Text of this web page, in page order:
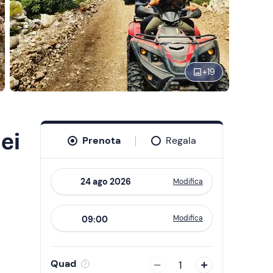
+19
Prenota Regala
forward
to
interact
with
Modifica
09:00 Modifica
Quad 1